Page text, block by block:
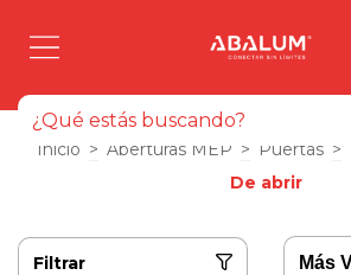
Inicio > Aberturas MEP > Puertas >
De abrir
Filtrar